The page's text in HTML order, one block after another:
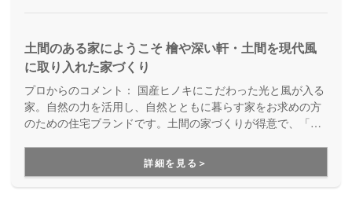
土間のある家にようこそ 檜や深い軒・土間を現代風
に取り入れた家づくり
プロからのコメント：
家。自然の力を活用し、自然とともに暮らす家をお求めの方
のための住宅ブランドです。土間の家づくりが得意で、「た
をご提案しています。ベビーカーそのままで玄関に入れる、
アウトドアグッズを収納できる、そんな暮らしが変わる住ま
いが適正価格で建てられることが大きな魅力になっていま
詳細を見る＞